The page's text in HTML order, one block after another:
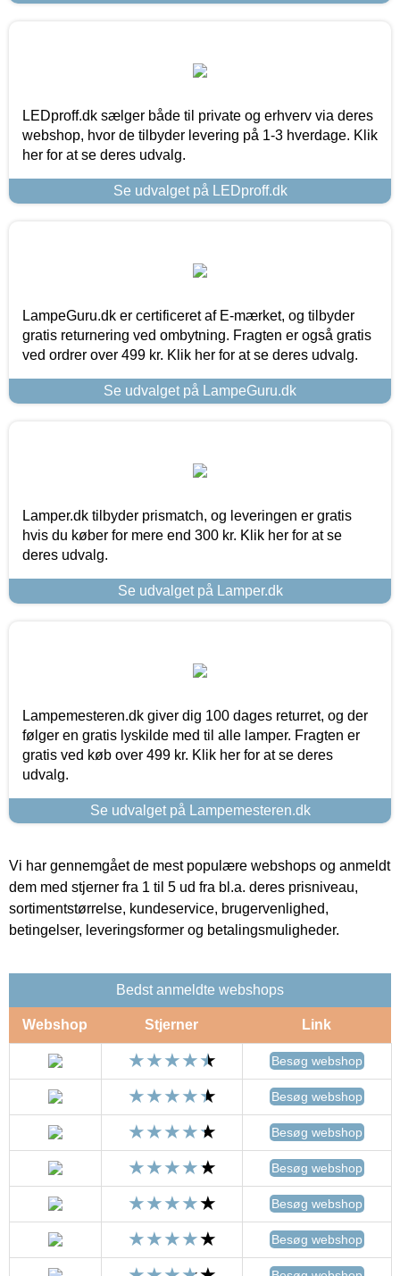
LEDproff.dk sælger både til private og erhverv via deres
webshop, hvor de tilbyder levering på 1-3 hverdage. Klik
her for at se deres udvalg.
Se udvalget på LEDproff.dk
LampeGuru.dk er certificeret af E-mærket, og tilbyder
gratis returnering ved ombytning. Fragten er også gratis
ved ordrer over 499 kr. Klik her for at se deres udvalg.
Se udvalget på LampeGuru.dk
Lamper.dk tilbyder prismatch, og leveringen er gratis
hvis du køber for mere end 300 kr. Klik her for at se
deres udvalg.
Se udvalget på Lamper.dk
Lampemesteren.dk giver dig 100 dages returret, og der
følger en gratis lyskilde med til alle lamper. Fragten er
gratis ved køb over 499 kr. Klik her for at se deres
udvalg.
Se udvalget på Lampemesteren.dk
Vi har gennemgået de mest populære webshops og anmeldt
dem med stjerner fra 1 til 5 ud fra bl.a. deres prisniveau,
sortimentstørrelse, kundeservice, brugervenlighed,
betingelser, leveringsformer og betalingsmuligheder.
Bedst anmeldte webshops
Webshop Stjerner Link
Besøg webshop
Besøg webshop
Besøg webshop
Besøg webshop
Besøg webshop
Besøg webshop